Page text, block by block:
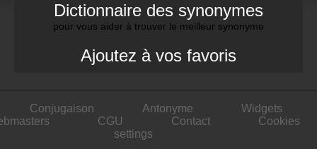
Dictionnaire des synonymes
pour vous aider à trouver le meilleur synonyme
Ajoutez à vos favoris
Conjugaison Antonyme
Widgets
CGU Contact
Cookies
settings